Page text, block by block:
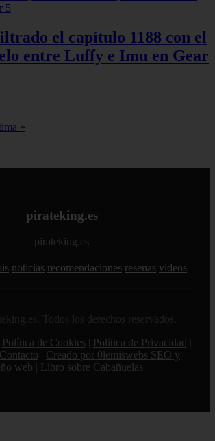
el capítulo 1188 con el
entre Luffy e Imu en Gear
»
pirateking.es
pirateking.es
noticias recomendaciones resenas videos
Todos los derechos reservados.
Política de Cookies Política de Privacidad
Contacto
Creado por 0lemiswebs SEO y
web
Libro sobre Cabañuelas